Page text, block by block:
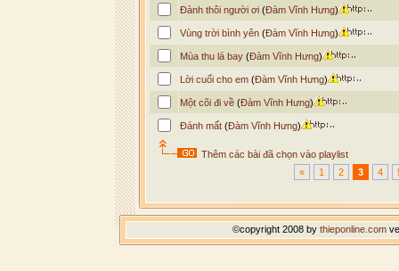
Đành thôi người ơi(Đàm Vĩnh Hưng)
Vùng trời bình yên(Đàm Vĩnh Hưng)
Mùa thu lá bay(Đàm Vĩnh Hưng)
Lời cuối cho em(Đàm Vĩnh Hưng)
Một cõi đi về(Đàm Vĩnh Hưng)
Đánh mất(Đàm Vĩnh Hưng)
Thêm các bài đã chọn vào playlist
«
1 2 3 4
©copyright 2008 by thieponline.com